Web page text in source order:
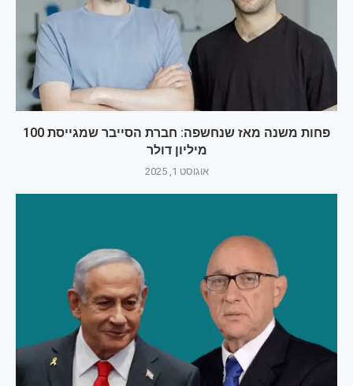
פחות משנה מאז שנחשפה: חברת הסייבר שמגייסת 100
מיליון דולר
אוגוסט 1, 2025